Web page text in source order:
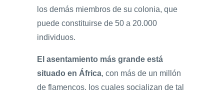
los demás miembros de su colonia, que
puede constituirse de 50 a 20.000
individuos.
El asentamiento más grande está
situado en África, con más de un millón
de flamencos, los cuales socializan de tal